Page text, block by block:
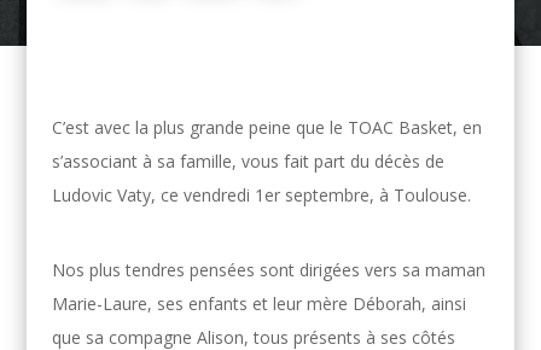
C’est avec la plus grande peine que le TOAC Basket, en
s’associant à sa famille, vous fait part du décès de
Ludovic Vaty, ce vendredi 1er septembre, à Toulouse.
Nos plus tendres pensées sont dirigées vers sa maman
Marie-Laure, ses enfants et leur mère Déborah, ainsi
que sa compagne Alison, tous présents à ses côtés